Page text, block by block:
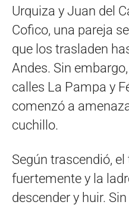
Urquiza y Juan del
Cofico, una pareja
que los trasladen
Andes. Sin
calles La Pampa y
comenzó a
cuchillo.
Según trascendió,
fuertemente y la
descender y huir.